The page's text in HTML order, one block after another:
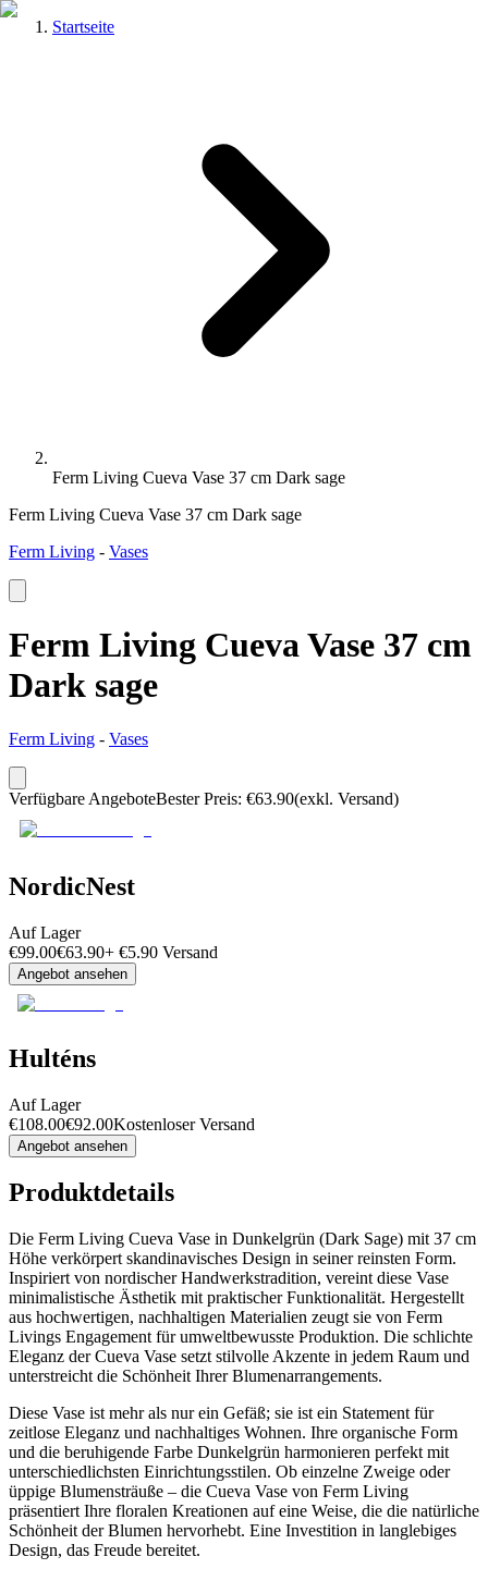
Startseite
Ferm Living Cueva Vase 37 cm Dark sage
Ferm Living Cueva Vase 37 cm Dark sage
Ferm Living - Vases
Ferm Living Cueva Vase 37 cm
Dark sage
Ferm Living - Vases
Verfügbare AngeboteBester Preis: €63.90(exkl. Versand)
NordicNest
Auf Lager
€99.00€63.90+ €5.90 Versand
Angebot ansehen
Hulténs
Auf Lager
€108.00€92.00Kostenloser Versand
Angebot ansehen
Produktdetails
Die Ferm Living Cueva Vase in Dunkelgrün (Dark Sage) mit 37 cm
Höhe verkörpert skandinavisches Design in seiner reinsten Form.
Inspiriert von nordischer Handwerkstradition, vereint diese Vase
minimalistische Ästhetik mit praktischer Funktionalität. Hergestellt
aus hochwertigen, nachhaltigen Materialien zeugt sie von Ferm
Livings Engagement für umweltbewusste Produktion. Die schlichte
Eleganz der Cueva Vase setzt stilvolle Akzente in jedem Raum und
unterstreicht die Schönheit Ihrer Blumenarrangements.
Diese Vase ist mehr als nur ein Gefäß; sie ist ein Statement für
zeitlose Eleganz und nachhaltiges Wohnen. Ihre organische Form
und die beruhigende Farbe Dunkelgrün harmonieren perfekt mit
unterschiedlichsten Einrichtungsstilen. Ob einzelne Zweige oder
üppige Blumensträuße – die Cueva Vase von Ferm Living
präsentiert Ihre floralen Kreationen auf eine Weise, die die natürliche
Schönheit der Blumen hervorhebt. Eine Investition in langlebiges
Design, das Freude bereitet.